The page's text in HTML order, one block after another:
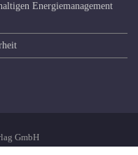
Energiemanagement
GmbH